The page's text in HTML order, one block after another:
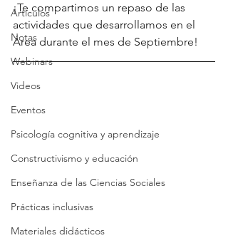
Artículos
Notas
Webinars
Videos
Eventos
Psicología cognitiva y aprendizaje
Constructivismo y educación
Enseñanza de las Ciencias Sociales
Prácticas inclusivas
Materiales didácticos
¡Te compartimos un repaso de las
actividades que desarrollamos en el
Área durante el mes de Septiembre!